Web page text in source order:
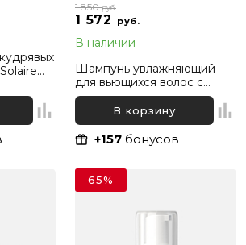
1 572 руб.
1 850руб.
В наличии
Шампунь увлажняющий
для вьющихся волос с
экстрактом моринги
Inebrya Ice Cream Curly
Plus, 300 мл
В корзину
+157 бонусов
65%